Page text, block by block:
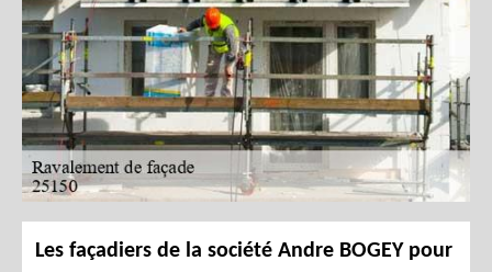
Les façadiers de la société Andre BOGEY pour